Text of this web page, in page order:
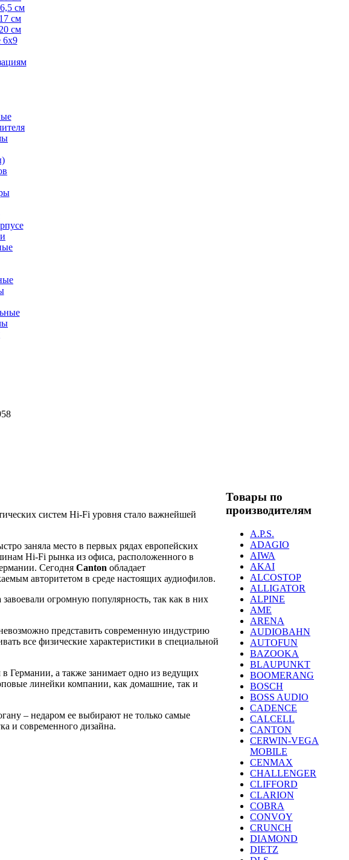
см
см
см
систем Hi-Fi уровня стало важнейшей
заняла место в первых рядах европейских
Hi-Fi рынка из офиса, расположенного в
Сегодня Canton обладает
авторитетом в среде настоящих аудиофилов.
завоевали огромную популярность, так как в них
представить современную индустрию
все физические характеристики в специальной
Германии, а также занимает одно из ведущих
линейки компании, как домашние, так и
– недаром ее выбирают не только самые
и современного дизайна.
Товары по
производителям
A.P.S.
ADAGIO
AIWA
AKAI
ALCOSTOP
ALLIGATOR
ALPINE
AME
ARENA
AUDIOBAHN
AUTOFUN
BAZOOKA
BLAUPUNKT
BOOMERANG
BOSCH
BOSS AUDIO
CADENCE
CALCELL
CANTON
CERWIN-VEGA
MOBILE
CENMAX
CHALLENGER
CLIFFORD
CLARION
COBRA
CONVOY
CRUNCH
DIAMOND
DIETZ